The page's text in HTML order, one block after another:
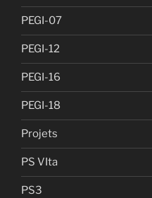
PEGI-07
PEGI-12
PEGI-16
PEGI-18
Projets
PS VIta
PS3